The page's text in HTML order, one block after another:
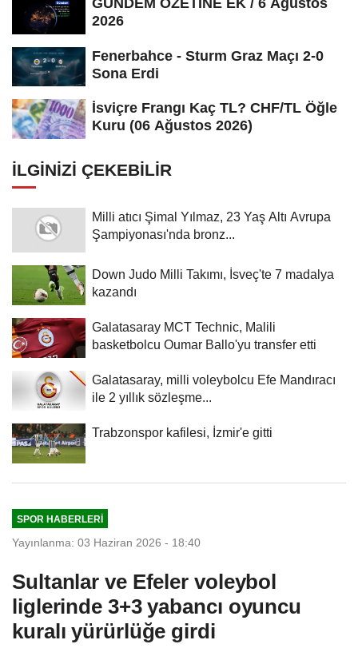
2026
Fenerbahce - Sturm Graz Maçı 2-0
Sona Erdi
İsviçre Frangı Kaç TL? CHF/TL Öğle
Kuru (06 Ağustos 2026)
İLGINIZI ÇEKEBILIR
Milli atıcı Şimal Yılmaz, 23 Yaş Altı Avrupa
Şampiyonası'nda bronz...
Down Judo Milli Takımı, İsveç'te 7 madalya
kazandı
Galatasaray MCT Technic, Malili
basketbolcu Oumar Ballo'yu transfer etti
Galatasaray, milli voleybolcu Efe Mandıracı
ile 2 yıllık sözleşme...
Trabzonspor kafilesi, İzmir'e gitti
SPOR HABERLERI
Yayınlanma: 03 Haziran 2026 - 18:40
Sultanlar ve Efeler voleybol
liglerinde 3+3 yabancı oyuncu
kuralı yürürlüğe girdi